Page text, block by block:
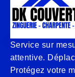
Service sur
attentive.
Protégez votre